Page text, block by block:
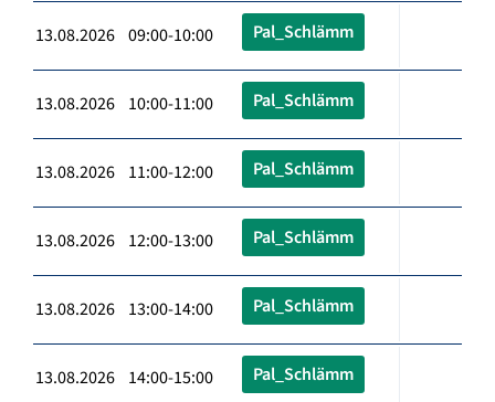
13.08.2026 09:00-10:00 Pal_Schlämm
13.08.2026 10:00-11:00 Pal_Schlämm
13.08.2026 11:00-12:00 Pal_Schlämm
13.08.2026 12:00-13:00 Pal_Schlämm
13.08.2026 13:00-14:00 Pal_Schlämm
13.08.2026 14:00-15:00 Pal_Schlämm